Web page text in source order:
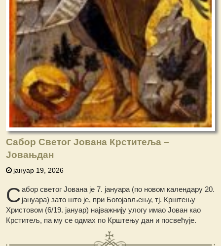
Сабор Светог Јована Крститеља –
Јовањдан
јануар 19, 2026
Сабор светог Јована је 7. јануара (по новом календару 20.
јануара) зато што је, при Богојављењу, тј. Крштењу
Христовом (6/19. јануар) најважнију улогу имао Јован као
Крститељ, па му се одмах по Крштењу дан и посвећује.